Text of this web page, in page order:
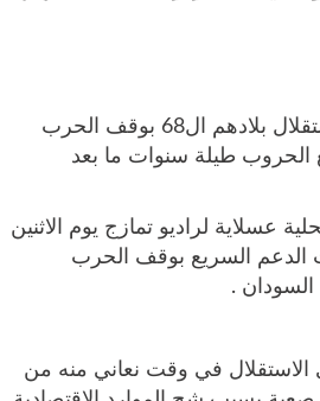
طالب عدد من السودانيين في ولاية شرق دارفور في ذكرى استقلال بلادهم ال68 بوقف الحرب
الحروب طيلة سنوات ما بعد
عسلاية لراديو تمازج يوم الاثنين
السريع بوقف الحرب
السودان .
في وقت نعاني منه من